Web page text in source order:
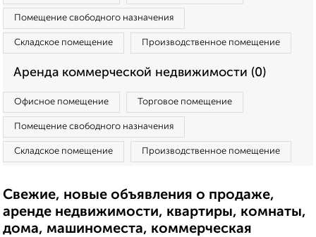
Помещение свободного назначения
Складское помещение Производственное помещение
Аренда коммерческой недвижимости (0)
Офисное помещение Торговое помещение
Помещение свободного назначения
Складское помещение Производственное помещение
Свежие, новые объявления о продаже,
аренде недвижимости, квартиры, комнаты,
дома, машиноместа, коммерческая